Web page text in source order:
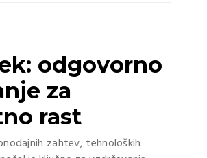
odgovorno
za
rast
zahtev, tehnoloških